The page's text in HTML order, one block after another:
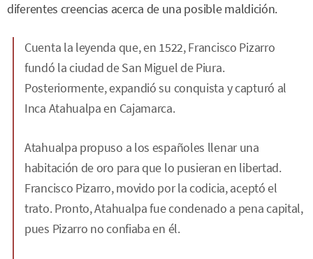
diferentes creencias acerca de una posible maldición.
Cuenta la leyenda que, en 1522, Francisco Pizarro
fundó la ciudad de San Miguel de Piura.
Posteriormente, expandió su conquista y capturó al
Inca Atahualpa en Cajamarca.
Atahualpa propuso a los españoles llenar una
habitación de oro para que lo pusieran en libertad.
Francisco Pizarro, movido por la codicia, aceptó el
trato. Pronto, Atahualpa fue condenado a pena capital,
pues Pizarro no confiaba en él.